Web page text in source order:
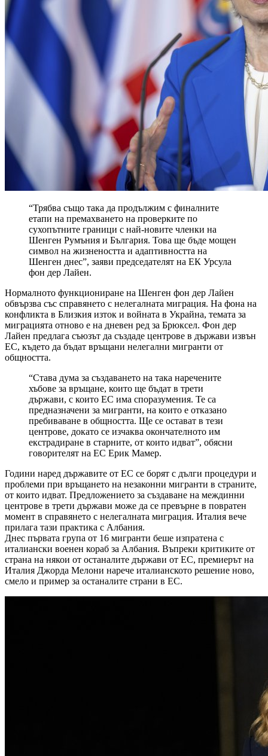
“Трябва също така да продължим с финалните
етапи на премахването на проверките по
сухопътните граници с най-новите членки на
Шенген Румъния и България. Това ще бъде мощен
символ на жизнеността и адаптивността на
Шенген днес”, заяви председателят на ЕК Урсула
фон дер Лайен.
Нормалното функциониране на Шенген фон дер Лайен
обвързва със справянето с нелегалната миграция. На фона на
конфликта в Близкия изток и войната в Украйна, темата за
миграцията отново е на дневен ред за Брюксел. Фон дер
Лайен предлага съюзът да създаде центрове в държави извън
ЕС, където да бъдат връщани нелегални мигранти от
общността.
“Става дума за създаването на така наречените
хъбове за връщане, които ще бъдат в трети
държави, с които ЕС има споразумения. Те са
предназначени за мигранти, на които е отказано
пребиваване в общността. Ще се остават в тези
центрове, докато се изчаква окончателното им
екстрадиране в старните, от които идват”, обясни
говорителят на ЕС Ерик Мамер.
Години наред държавите от ЕС се борят с дълги процедури и
проблеми при връщането на незаконни мигранти в страните,
от които идват. Предложението за създаване на междинни
центрове в трети държави може да се превърне в повратен
момент в справянето с нелегалната миграция. Италия вече
прилага тази практика с Албания.
Днес първата група от 16 мигранти беше изпратена с
италиански военен кораб за Албания. Въпреки критиките от
страна на някои от останалите държави от ЕС, премиерът на
Италия Джорда Мелони нарече италианското решение ново,
смело и пример за останалите страни в ЕС.